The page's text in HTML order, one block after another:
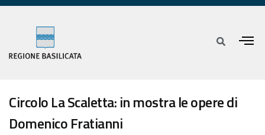
Circolo La Scaletta: in mostra le opere di
Domenico Fratianni